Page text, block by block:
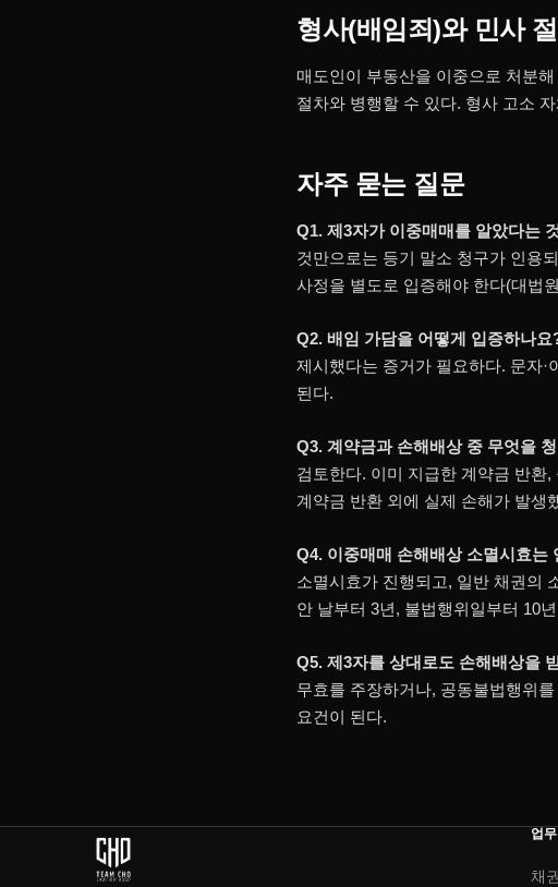
형사(배임죄)와 민사
매도인이 부동산을 이중으로 처분
절차와 병행할 수 있다. 형사 고소
자주 묻는 질문
Q1. 제3자가 이중매매를 알았다는
것만으로는 등기 말소 청구가 인용
사정을 별도로 입증해야 한다(대법
Q2. 배임 가담을 어떻게 입증하나요
제시했다는 증거가 필요하다. 문자
된다.
Q3. 계약금과 손해배상 중 무엇을
검토한다. 이미 지급한 계약금 반환
계약금 반환 외에 실제 손해가 발생
Q4. 이중매매 손해배상 소멸시효는
소멸시효가 진행되고, 일반 채권의
안 날부터 3년, 불법행위일부터 10
Q5. 제3자를 상대로도 손해배상을
무효를 주장하거나, 공동불법행위
요건이 된다.
업
채